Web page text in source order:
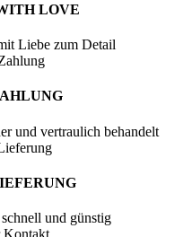
LOVE
Liebe zum Detail
und vertraulich behandelt
und günstig